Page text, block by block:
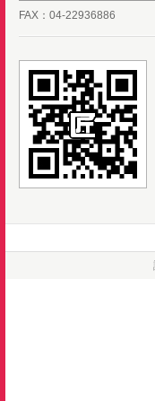
FAX：04-22936886